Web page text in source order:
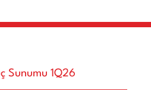
Sunumu 1Q26